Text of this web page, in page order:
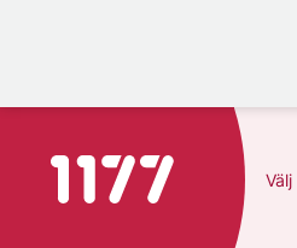
Till startsidan för 1177 Välj